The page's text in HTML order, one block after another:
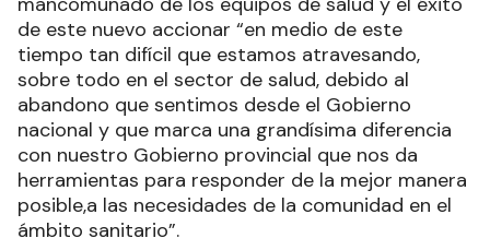
de este nuevo accionar “en medio de este
tiempo tan difícil que estamos atravesando,
sobre todo en el sector de salud, debido al
abandono que sentimos desde el Gobierno
nacional y que marca una grandísima diferencia
con nuestro Gobierno provincial que nos da
herramientas para responder de la mejor manera
posible,a las necesidades de la comunidad en el
ámbito sanitario”.